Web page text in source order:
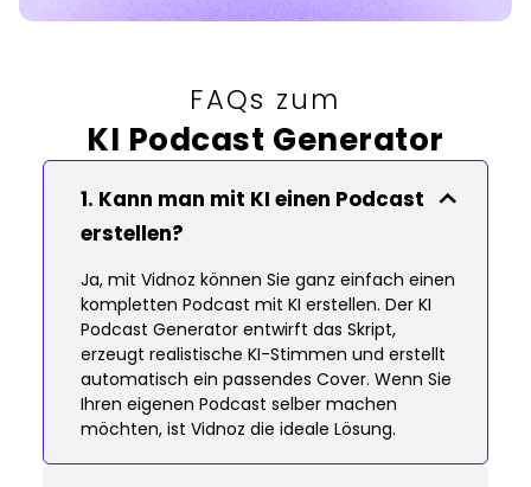
FAQs zum
KI Podcast Generator
1. Kann man mit KI einen Podcast
erstellen?
Ja, mit Vidnoz können Sie ganz einfach einen
kompletten Podcast mit KI erstellen. Der KI
Podcast Generator entwirft das Skript,
erzeugt realistische KI-Stimmen und erstellt
automatisch ein passendes Cover. Wenn Sie
Ihren eigenen Podcast selber machen
möchten, ist Vidnoz die ideale Lösung.